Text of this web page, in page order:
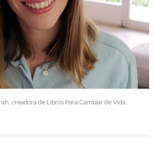
creadora de Libros Para Cambiar de Vida.